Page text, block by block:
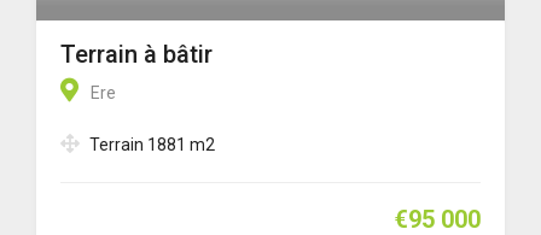
Terrain à bâtir
Ere
Terrain 1881 m2
€95 000